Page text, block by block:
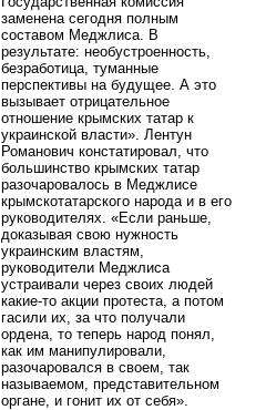
заменена сегодня полным
составом Меджлиса. В
результате: необустроенность,
безработица, туманные
перспективы на будущее. А это
вызывает отрицательное
отношение крымских татар к
украинской власти». Лентун
Романович констатировал, что
большинство крымских татар
разочаровалось в Меджлисе
крымскотатарского народа и в его
руководителях. «Если раньше,
доказывая свою нужность
украинским властям,
руководители Меджлиса
устраивали через своих людей
какие-то акции протеста, а потом
гасили их, за что получали
ордена, то теперь народ понял,
как им манипулировали,
разочаровался в своем, так
называемом, представительном
органе, и гонит их от себя».